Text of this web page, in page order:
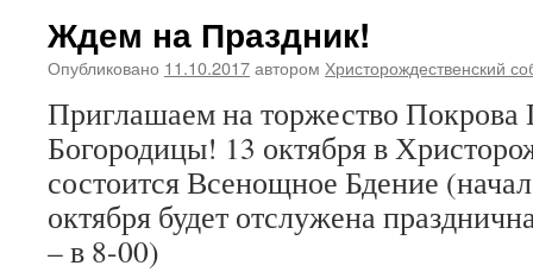
Ждем на Праздник!
Опубликовано 11.10.2017автором Христорождественский
Приглашаем на торжество Покрова
Богородицы! 13 октября в
состоится Всенощное Бдение
октября будет отслужена
– в 8-00)